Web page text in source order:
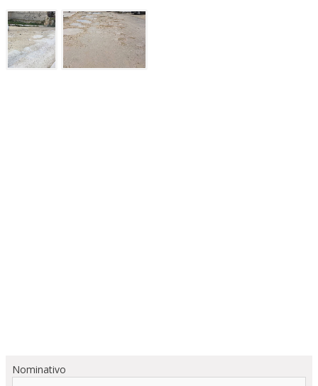
Nominativo